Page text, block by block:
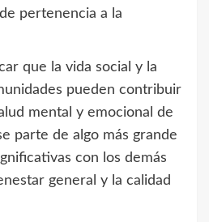
pertenencia a la
que la vida social y la
pueden contribuir
mental y emocional de
parte de algo más grande
con los demás
general y la calidad